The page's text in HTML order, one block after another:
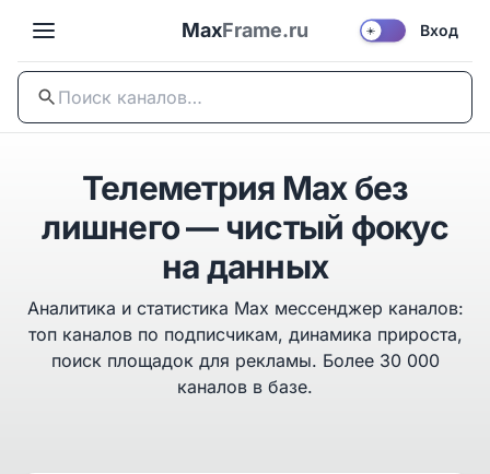
MaxFrame.ru ☀️ Вход
Телеметрия Max без
лишнего — чистый фокус
на данных
Аналитика и статистика Max мессенджер каналов:
топ каналов по подписчикам, динамика прироста,
поиск площадок для рекламы. Более 30 000
каналов в базе.